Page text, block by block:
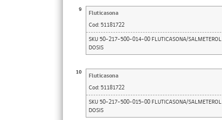
9
Fluticasona
Cod: 51181722
SKU 50-217-500-014-00 FLUTICASONA/
DOSIS
10
Fluticasona
Cod: 51181722
SKU 50-217-500-015-00 FLUTICASONA/
DOSIS